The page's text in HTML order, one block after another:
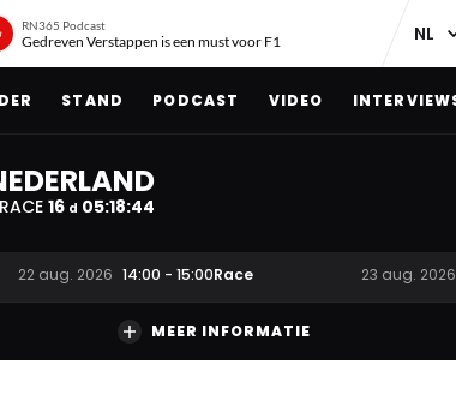
RN365 Podcast
Gedreven Verstappen is een must voor F1
STAND PODCAST VIDEO
16 d 05:18:43
22 aug. 2026 14:00 - 15:00Race 23 aug. 2026
MEER INFORMATIE